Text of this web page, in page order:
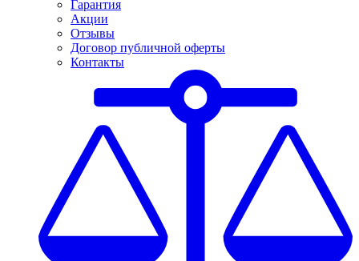
Гарантия
Акции
Отзывы
Договор публичной оферты
Контакты